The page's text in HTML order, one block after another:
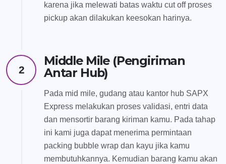
karena jika melewati batas waktu cut off proses
pickup akan dilakukan keesokan harinya.
2
Middle Mile (Pengiriman
Antar Hub)
Pada mid mile, gudang atau kantor hub SAPX
Express melakukan proses validasi, entri data
dan mensortir barang kiriman kamu. Pada tahap
ini kami juga dapat menerima permintaan
packing bubble wrap dan kayu jika kamu
membutuhkannya. Kemudian barang kamu akan